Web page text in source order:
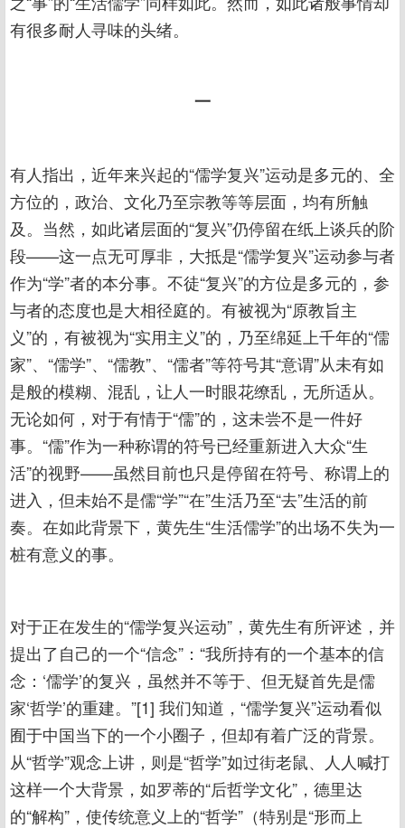
有很多耐人寻味的头绪。
一
有人指出，近年来兴起的“儒学复兴”运动是多元的、全
方位的，政治、文化乃至宗教等等层面，均有所触
及。当然，如此诸层面的“复兴”仍停留在纸上谈兵的阶
段——这一点无可厚非，大抵是“儒学复兴”运动参与者
作为“学”者的本分事。不徒“复兴”的方位是多元的，参
与者的态度也是大相径庭的。有被视为“原教旨主
义”的，有被视为“实用主义”的，乃至绵延上千年的“儒
家”、“儒学”、“儒教”、“儒者”等符号其“意谓”从未有如
是般的模糊、混乱，让人一时眼花缭乱，无所适从。
无论如何，对于有情于“儒”的，这未尝不是一件好
事。“儒”作为一种称谓的符号已经重新进入大众“生
活”的视野——虽然目前也只是停留在符号、称谓上的
进入，但未始不是儒“学”“在”生活乃至“去”生活的前
奏。在如此背景下，黄先生“生活儒学”的出场不失为一
桩有意义的事。
对于正在发生的“儒学复兴运动”，黄先生有所评述，并
提出了自己的一个“信念”：“我所持有的一个基本的信
念：‘儒学’的复兴，虽然并不等于、但无疑首先是儒
家‘哲学’的重建。”[1] 我们知道，“儒学复兴”运动看似
囿于中国当下的一个小圈子，但却有着广泛的背景。
从“哲学”观念上讲，则是“哲学”如过街老鼠、人人喊打
这样一个大背景，如罗蒂的“后哲学文化”，德里达
的“解构”，使传统意义上的“哲学”（特别是“形而上